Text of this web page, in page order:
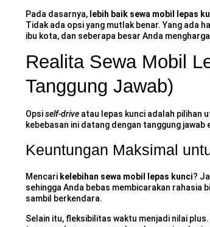
Pada dasarnya, lebih baik sewa mobil lepas
Tidak ada opsi yang mutlak benar. Yang ada
ibu kota, dan seberapa besar Anda
Realita Sewa Mobil
Tanggung Jawab)
Opsiself-drive atau lepas kunci adalah pilihan
kebebasan ini datang dengan tanggung jawab
Keuntungan Maksimal
Mencari kelebihan sewa mobil lepas kunci?
sehingga Anda bebas membicarakan rahasia
sambil berkendara.
Selain itu, fleksibilitas waktu menjadi nilai